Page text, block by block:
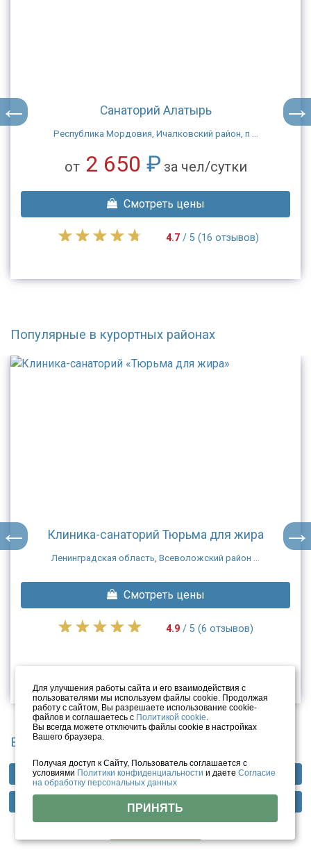
Профили лечения Фотогалерея Отзывы
Санаторий Алатырь
Республика Мордовия, Ичалковский район, п ...
от 2 650 ₽ за чел/сутки
Смотреть цены
4.7/ 5 (16 отзывов)
Популярные в курортных районах
Клиника-санаторий Тюрьма для жира
Ленинградская область, Всеволожский район ...
Смотреть цены
4.9/ 5 (6 отзывов)
Вы смотрели
Для улучшения работы сайта и его взаимодействия с
пользователями мы используем файлы cookie. Продолжая
работу с сайтом, Вы разрешаете использование cookie-
файлов и соглашаетесь с Политикой cookie.
Вы всегда можете отключить файлы cookie в настройках
Вашего браузера.
Получая доступ к Сайту, Пользователь соглашается с
условиями Политики конфиденциальности и даетеСогласие
на обработку персональных данных
ПРИНЯТЬ